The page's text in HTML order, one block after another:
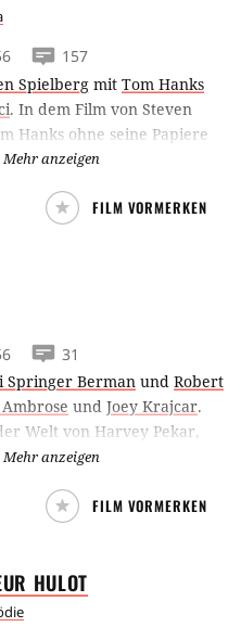
157
Spielberg mit Tom Hanks
. In dem Film von Steven
Hanks ohne seine Papiere
als im Terminal zu
Mehr anzeigen
FILM VORMERKEN
31
Springer Berman und Robert
und Joey Krajcar.
Welt von Harvey Pekar,
eines der beliebtesten
"American Splendor".
True-Life Story des
von Presse und
amerikanischen
"American Splendor"
Mehr anzeigen
FILM VORMERKEN
HULOT